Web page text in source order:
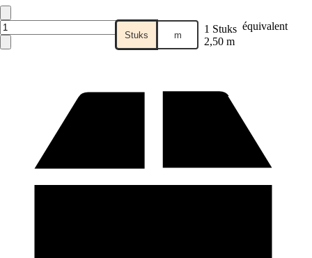
Stuks m 1 Stuks équivalent
2,50 m